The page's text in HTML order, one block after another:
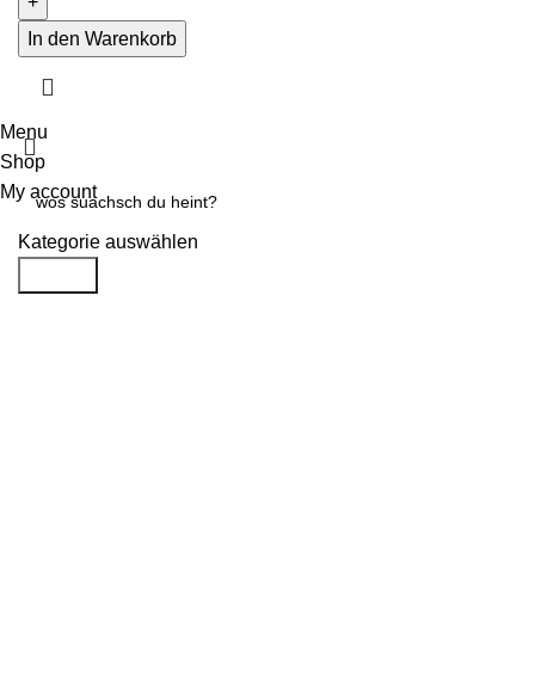
In den Warenkorb
Kategorie auswählen
Menu
Shop
My account